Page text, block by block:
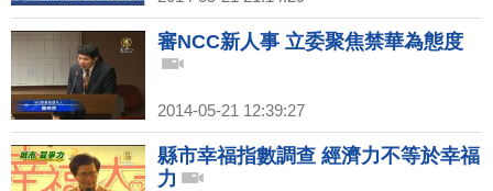
審NCC新人事 立委聚焦禁華為態度
2014-05-21 12:39:27
縣市幸福指數調查 經濟力不等於幸福
力